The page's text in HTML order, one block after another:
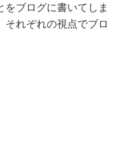
をブログに書いてしま
それぞれの視点でブロ